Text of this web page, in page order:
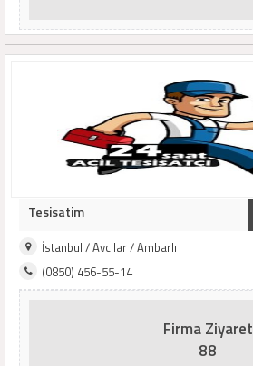
Tesisatim
İstanbul / Avcılar / Ambarlı
(0850) 456-55-14
Firma Ziyaret
88